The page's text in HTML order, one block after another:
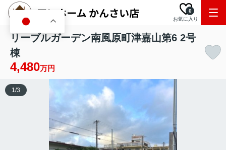
お気に入り
0
リーブルガーデン南風原町津嘉山第6 2号
棟
4,480万円
1/3